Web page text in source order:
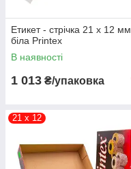
на
29 x 28
Прямокут
Етикет - стрічка 21 x 12 мм
біла Printex
В наявності
1 013 ₴/упаковка
21 x 12